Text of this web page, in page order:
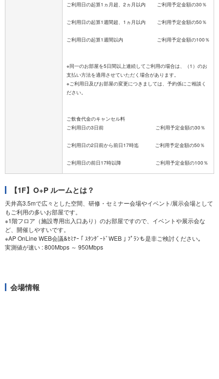
ご利用日の起算1ヵ月超、2ヵ月以内 ご利用予定金額の30％
ご利用日の起算1週間超、1ヵ月以内 ご利用予定金額の50％
ご利用日の起算1週間以内 ご利用予定金額の100％
※同一のお部屋を5日間以上連続してご利用の場合は、（1）のお
支払い方法を適用させていただく場合があります。
※ご利用日及びお部屋の変更につきましては、予約係にご相談く
ださい。
ご飲食代金のキャンセル料
ご利用日の3日前 ご利用予定金額の30％
ご利用日の2日前から前日17時迄 ご利用予定金額の50％
【1F】O+P ルームとは？
天井高3.5mで広々とした空間、研修・セミナー会場やイベント/展示会場として
もご利用の多いお部屋です。
※1階フロア（施設専用出入口あり）のお部屋ですので、イベントや展示会な
ど、開催しやすいです。
※AP OnLine WEB会議&ｾﾐﾅｰ ｢ ｽﾀﾝﾀﾞｰﾄﾞWEB ｣ ﾌﾟﾗﾝも是非ご検討ください｡
実測値が速い : 800Mbps ～ 950Mbps
会場情報